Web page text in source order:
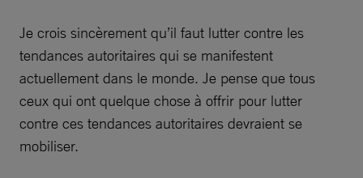
Je crois sincèrement qu’il faut lutter contre les
tendances autoritaires qui se manifestent
actuellement dans le monde. Je pense que tous
ceux qui ont quelque chose à offrir pour lutter
contre ces tendances autoritaires devraient se
mobiliser.